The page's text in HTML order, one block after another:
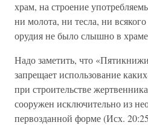
храм, на строение
ни молота, ни тесла, ни
орудия не было слышно в
Надо заметить, что
запрещает использование
при строительстве
сооружен исключительно из
первозданной форме (Исх.